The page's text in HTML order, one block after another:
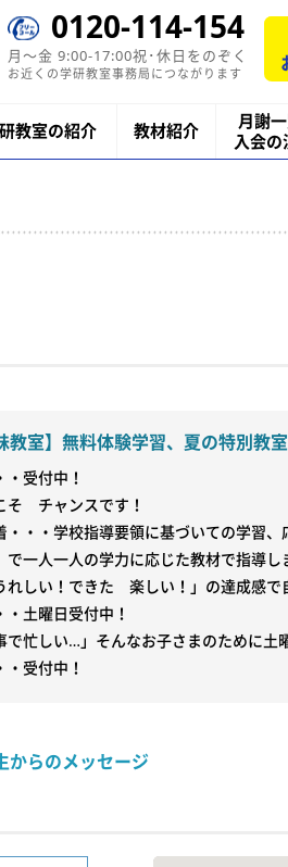
0120-114-154
月〜金 9:00-17:00祝･休日をのぞく
お近くの学研教室事務局につながります
教室の紹介 教材紹介
月謝
入会の
教室】無料体験学習、夏の特別
受付中！
チャンスです！
・・学校指導要領に基づいての学習、
一人一人の学力に応じた教材で指導し
しい！できた　楽しい！」の達成感で
土曜日受付中！
で忙しい…」そんなお子さまのために
受付中！
からのメッセージ